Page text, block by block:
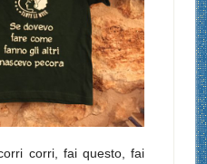
corri, fai questo, fai